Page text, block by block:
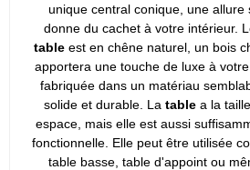
unique central conique, une allure
donne du cachet à votre intérieur.
tableest en chêne naturel, un bois
apportera une touche de luxe à
fabriquée dans un matériau
solide et durable. La tablea la
espace, mais elle est aussi
fonctionnelle. Elle peut être utilisée
table basse, table d'appoint ou